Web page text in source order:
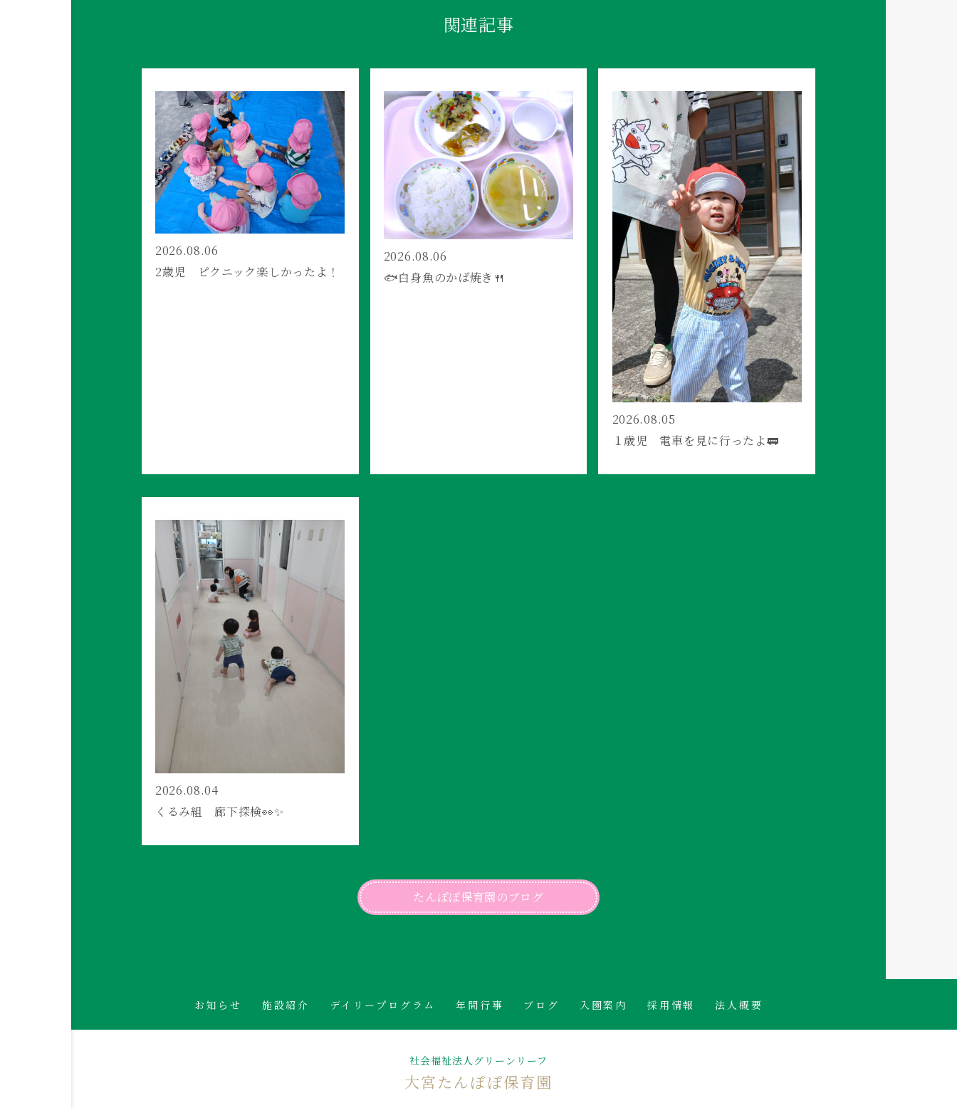
関連記事
2026.08.06
2歳児 ピクニック楽しかったよ！
2026.08.06
🐟白身魚のかば焼き🍴
2026.08.05
１歳児 電車を見に行ったよ🚃
2026.08.04
くるみ組 廊下探検👀✨
たんぽぽ保育園のブログ
お知らせ 施設紹介 デイリープログラム 年間行事 ブログ 入園案内 採用情報 法人概要
社会福祉法人グリーンリーフ
大宮たんぽぽ保育園